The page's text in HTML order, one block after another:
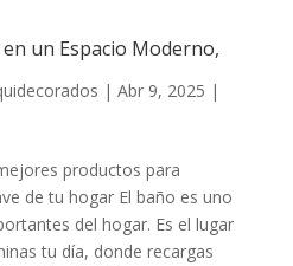
un Espacio Moderno,
| Abr 9, 2025 |
productos para
de tu hogar El baño es uno
del hogar. Es el lugar
tu día, donde recargas